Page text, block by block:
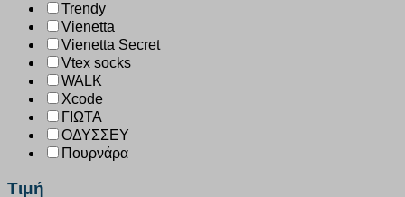
Trendy
Vienetta
Vienetta Secret
Vtex socks
WALK
Xcode
ΓΙΩΤΑ
ΟΔΥΣΣΕΥ
Πουρνάρα
Τιμή